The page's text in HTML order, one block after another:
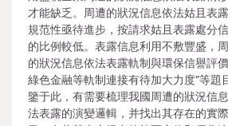
才能缺乏。周遭的狀況信息依法姑且表
規范性亟待進步，按請求姑且表露處分
的比例較低。表露信息利用不敷豐盛，
的狀況信息依法表露軌制與環保信譽評價
綠色金融等軌制連接有待加大力度”等題
鑒于此，有需要梳理我國周遭的狀況信
法表露的演變邏輯，并找出其存在的實